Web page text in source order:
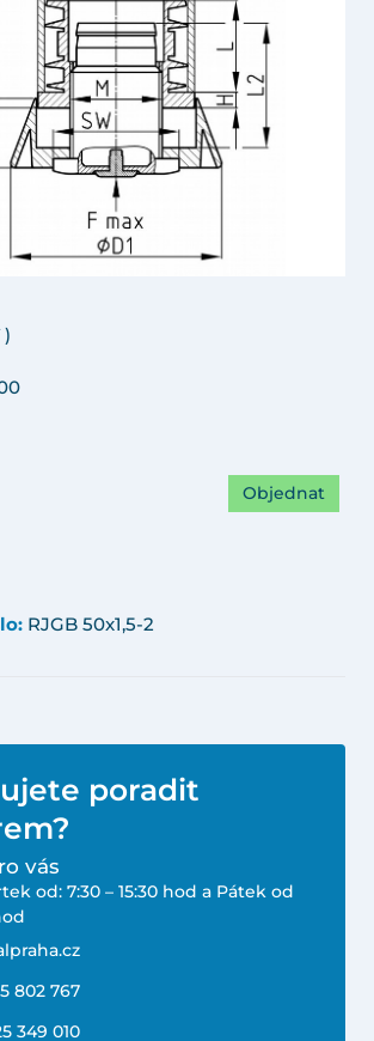
RJGB 50x1,5-2
Objednat
poradit
vás
od: 7:30 – 15:30 hod a Pátek od
802 767
349 010